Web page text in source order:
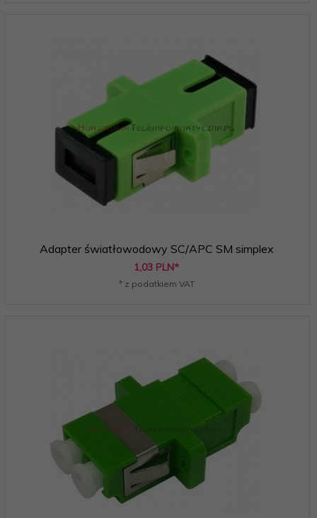
Adapter światłowodowy SC/APC SM simplex
1,03 PLN*
* z podatkiem VAT